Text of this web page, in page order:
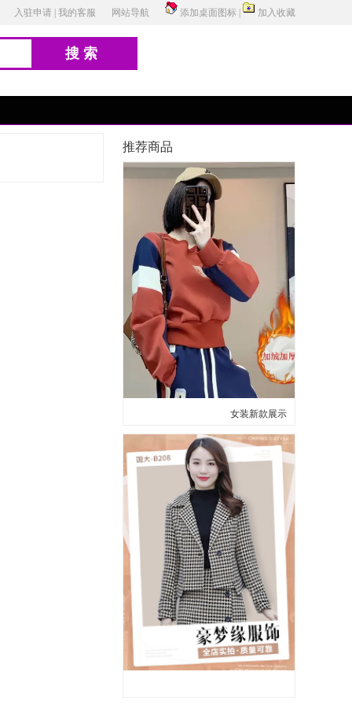
入驻申请 我的客服 网站导航 添加桌面图标 加入收藏
搜索
推荐商品
女装新款展示